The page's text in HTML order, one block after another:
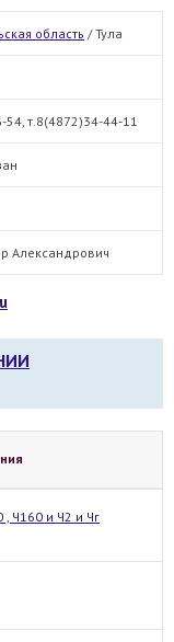
область /Тула
54, т.8(4872)34-44-11
Александрович
, Ч160 и Ч2 и Чг